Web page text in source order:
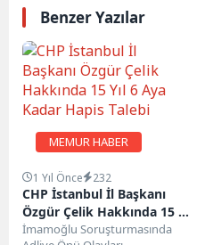
Benzer Yazılar
MEMUR HABER
1 Yıl Önce 232
CHP İstanbul İl Başkanı
Özgür Çelik Hakkında 15 Yıl
6 Aya Kadar Hapis Talebi
İmamoğlu Soruşturmasında